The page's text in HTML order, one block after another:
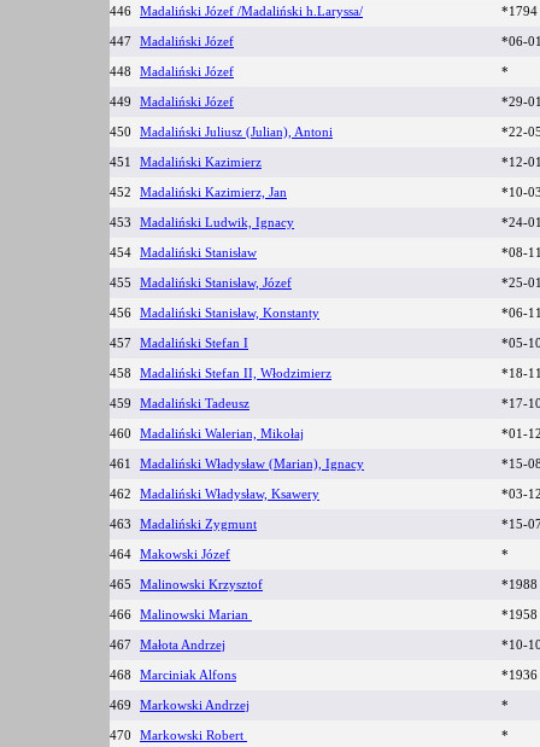
446
Madaliński Józef /Madaliński h.Laryssa/ *1794
447 Madaliński Józef *06-
448 Madaliński Józef *
449 Madaliński Józef *29-
450 Madaliński Juliusz (Julian), Antoni *22-
451 Madaliński Kazimierz *12-
452 Madaliński Kazimierz, Jan *10-
453 Madaliński Ludwik, Ignacy *24-
454 Madaliński Stanisław *08-
455 Madaliński Stanisław, Józef *25-
456 Madaliński Stanisław, Konstanty *06-
457 Madaliński Stefan I *05-
458 Madaliński Stefan II, Włodzimierz *18-
459 Madaliński Tadeusz *17-
460 Madaliński Walerian, Mikołaj *01-
461 Madaliński Władysław (Marian), Ignacy *15-
462 Madaliński Władysław, Ksawery *03-
463 Madaliński Zygmunt *15-
464 Makowski Józef *
465 Malinowski Krzysztof *1988
466 Malinowski Marian *1958
467 Małota Andrzej *10-
468 Marciniak Alfons *1936
469 Markowski Andrzej *
470 Markowski Robert *